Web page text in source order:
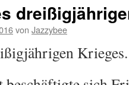
von Jazzybee
Krieges.